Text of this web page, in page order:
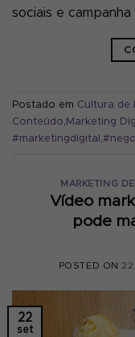
sociais e campanha
Postado em Cultura de
Conteúdo, Marketing
#marketingdigital ,
MARKETING
Vídeo
pode
POSTED ON22
22
set